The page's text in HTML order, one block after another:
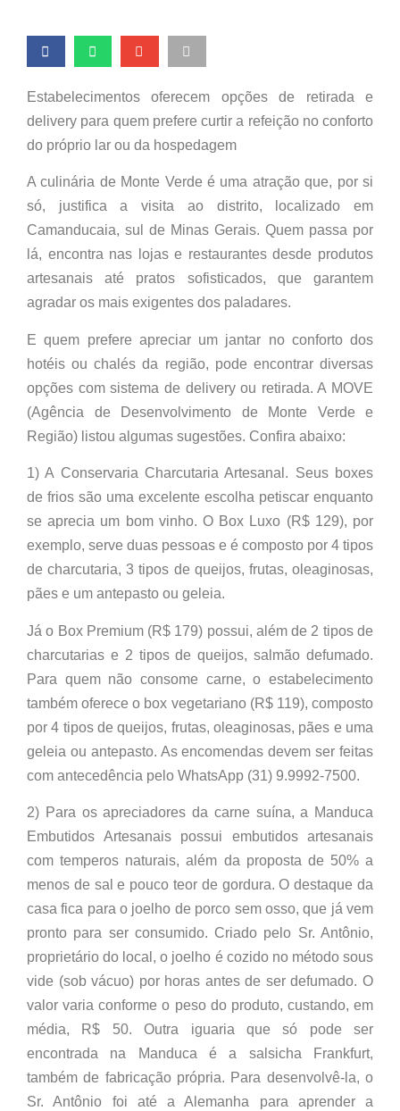
Estabelecimentos oferecem opções de retirada e
delivery para quem prefere curtir a refeição no conforto
do próprio lar ou da hospedagem
A culinária de Monte Verde é uma atração que, por si
só, justifica a visita ao distrito, localizado em
Camanducaia, sul de Minas Gerais. Quem passa por
lá, encontra nas lojas e restaurantes desde produtos
artesanais até pratos sofisticados, que garantem
agradar os mais exigentes dos paladares.
E quem prefere apreciar um jantar no conforto dos
hotéis ou chalés da região, pode encontrar diversas
opções com sistema de delivery ou retirada. A MOVE
(Agência de Desenvolvimento de Monte Verde e
Região) listou algumas sugestões. Confira abaixo:
1) A Conservaria Charcutaria Artesanal. Seus boxes
de frios são uma excelente escolha petiscar enquanto
se aprecia um bom vinho. O Box Luxo (R$ 129), por
exemplo, serve duas pessoas e é composto por 4 tipos
de charcutaria, 3 tipos de queijos, frutas, oleaginosas,
pães e um antepasto ou geleia.
Já o Box Premium (R$ 179) possui, além de 2 tipos de
charcutarias e 2 tipos de queijos, salmão defumado.
Para quem não consome carne, o estabelecimento
também oferece o box vegetariano (R$ 119), composto
por 4 tipos de queijos, frutas, oleaginosas, pães e uma
geleia ou antepasto. As encomendas devem ser feitas
com antecedência pelo WhatsApp (31) 9.9992-7500.
2) Para os apreciadores da carne suína, a Manduca
Embutidos Artesanais possui embutidos artesanais
com temperos naturais, além da proposta de 50% a
menos de sal e pouco teor de gordura. O destaque da
casa fica para o joelho de porco sem osso, que já vem
pronto para ser consumido. Criado pelo Sr. Antônio,
proprietário do local, o joelho é cozido no método sous
vide (sob vácuo) por horas antes de ser defumado. O
valor varia conforme o peso do produto, custando, em
média, R$ 50. Outra iguaria que só pode ser
encontrada na Manduca é a salsicha Frankfurt,
também de fabricação própria. Para desenvolvê-la, o
Sr. Antônio foi até a Alemanha para aprender a